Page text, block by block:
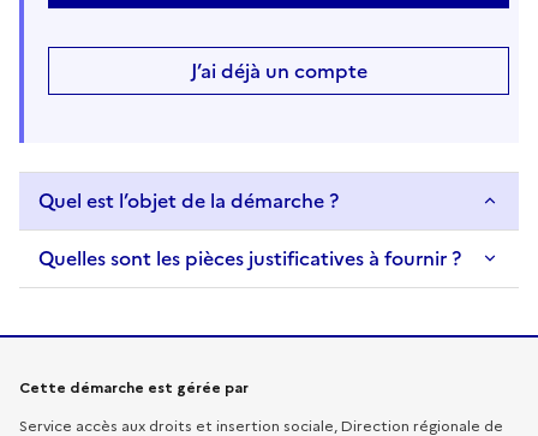
J’ai déjà un compte
Quel est l’objet de la démarche ?
Quelles sont les pièces justificatives à fournir ?
Informations sur la démarche
Cette démarche est gérée par
Service accès aux droits et insertion sociale, Direction régionale de